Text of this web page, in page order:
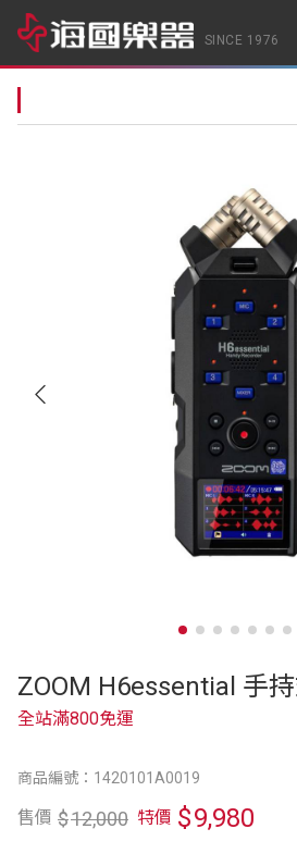
SINCE 1976
ZOOM H6essential 手
商品編號：1420101A0019
全站滿800免運
售價 $12,000 特價 $9,980